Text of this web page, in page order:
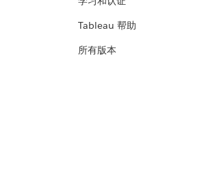
Tableau 帮助
所有版本